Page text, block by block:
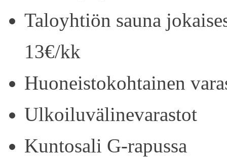
Taloyhtiön sauna
13€/kk
Huoneistokohtainen
Ulkoiluvälinevarastot
Kuntosali G-rapussa